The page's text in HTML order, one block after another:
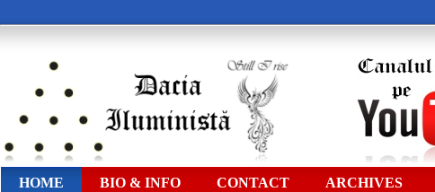
HOME BIO & INFO CONTACT ARCHIVES